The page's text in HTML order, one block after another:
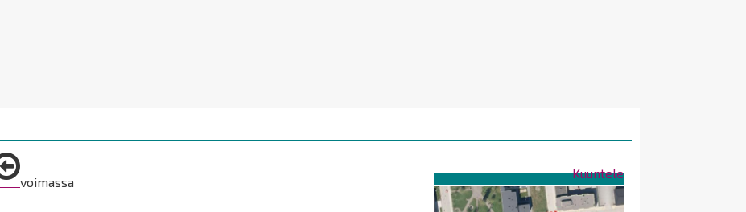
Kuuntele
voimassa